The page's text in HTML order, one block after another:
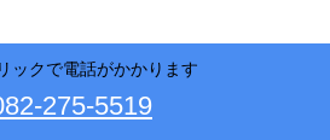
ックで電話がかかります
275-5519